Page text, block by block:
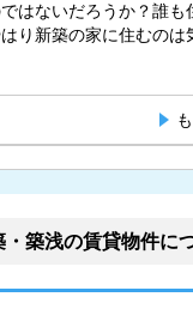
はないだろうか？誰
り新築の家に住むのは
・築浅の賃貸物件に